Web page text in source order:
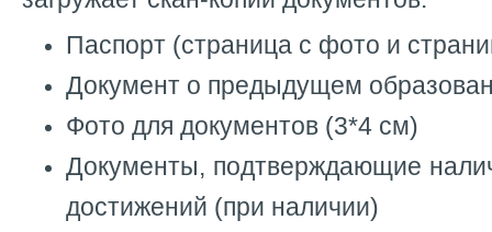
Паспорт (страница с фото и
Документ о предыдущем
Фото для документов (3*4 см)
Документы, подтверждающие
достижений (при наличии)